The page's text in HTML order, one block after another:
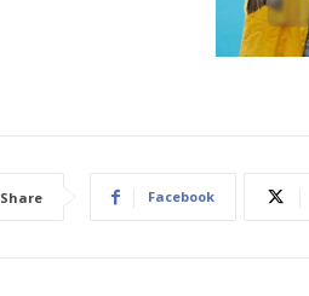
Share Facebook